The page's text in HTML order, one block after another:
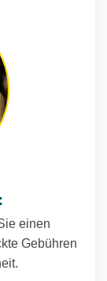
einen
Gebühren